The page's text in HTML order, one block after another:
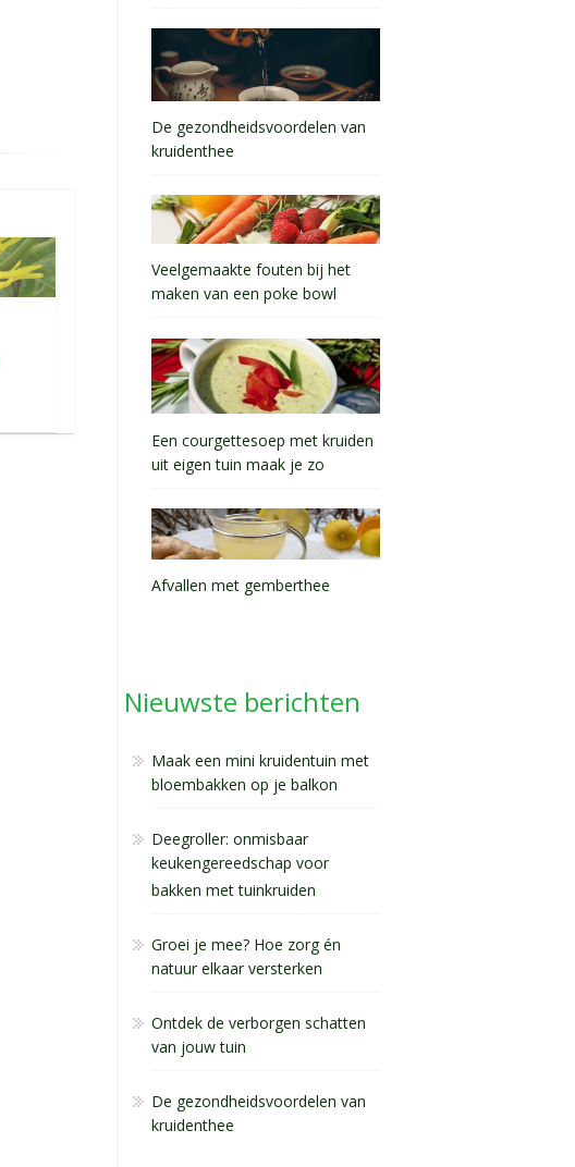
De gezondheidsvoordelen van
kruidenthee
Veelgemaakte fouten bij het
maken van een poke bowl
Een courgettesoep met kruiden
uit eigen tuin maak je zo
Afvallen met gemberthee
Nieuwste berichten
Maak een mini kruidentuin met
bloembakken op je balkon
Deegroller: onmisbaar
keukengereedschap voor
bakken met tuinkruiden
Groei je mee? Hoe zorg én
natuur elkaar versterken
Ontdek de verborgen schatten
van jouw tuin
De gezondheidsvoordelen van
kruidenthee